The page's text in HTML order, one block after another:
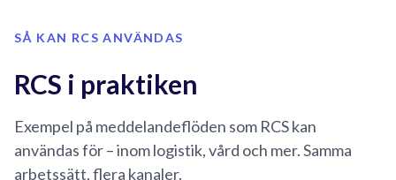
SÅ KAN RCS ANVÄNDAS
RCS i praktiken
Exempel på meddelandeflöden som RCS kan
användas för – inom logistik, vård och mer. Samma
arbetssätt, flera kanaler.